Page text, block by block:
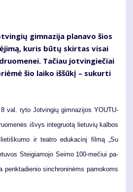
gim­na­zi­ja pla­na­vo šios
ku­ris bū­tų skir­tas vi­sai
Ta­čiau jot­vin­gie­čiai
šio lai­ko iš­šū­kį – su­kur­ti
val. ry­to Jot­vin­gių gim­na­zi­jos YOU­TU­
iš­vys in­teg­ruo­tą lie­tu­vių kal­bos
ir te­at­ro edu­ka­ci­nį fil­mą „Su
Stei­gia­mo­jo Sei­mo 100-me­čiui pa­
penk­ta­die­nio sin­chro­ni­nėms pa­mo­koms